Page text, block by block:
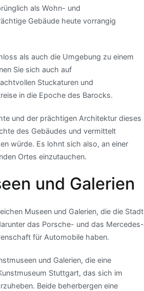
als Wohn- und
Gebäude heute vorrangig
als auch die Umgebung zu einem
Sie sich auch auf
Stuckaturen und
in die Epoche des Barocks.
und der prächtigen Architektur dieses
des Gebäudes und vermittelt
würde. Es lohnt sich also, an einer
Ortes einzutauchen.
und Galerien
Museen und Galerien, die die Stadt
das Porsche- und das Mercedes-
für Automobile haben.
und Galerien, die eine
Stuttgart, das sich im
Beide beherbergen eine